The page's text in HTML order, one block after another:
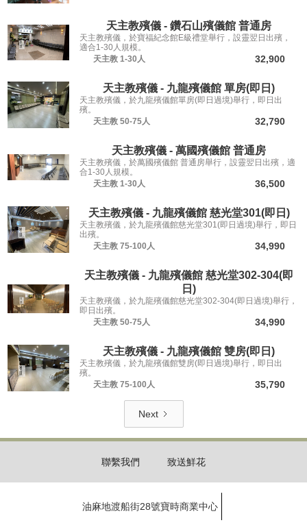
天主教殯儀 - 鑽石山殯儀館 普通房
天主教殯儀，於寶福紀念館E級禮堂舉行，設靈翌日出殯，
適合1-30人規模。
天主教 1-30人 32,900
天主教殯儀 - 九龍殯儀館 單房(即日)
天主教殯儀，於九龍殯儀館單房(即日過境)舉行，即日出
殯。
天主教 50-75人 32,790
天主教殯儀 - 萬國殯儀館 普通房
天主教殯儀，於萬國殯儀館 普通房舉行，設靈翌日出殯，適
合1-30人規模。
天主教 1-30人 36,500
天主教殯儀 - 九龍殯儀館 慈光堂301(即日)
天主教殯儀，於九龍殯儀館慈光堂301(即日過境)舉行，即日
出殯。
天主教 75-100人 34,990
天主教殯儀 - 九龍殯儀館 慈光堂302-304(即
日)
天主教殯儀，於九龍殯儀館慈光堂302-304(即日過境)舉行，
即日出殯。
天主教 50-75人 34,990
天主教殯儀 - 九龍殯儀館 雙房(即日)
天主教殯儀，於九龍殯儀館雙房(即日過境)舉行，即日出
殯。
天主教 75-100人 35,790
Next
聯繫我們 致送鮮花
油麻地渡船街28號寶時商業中心